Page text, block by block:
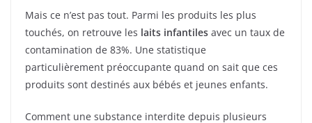
Mais ce n’est pas tout. Parmi les produits les plus
touchés, on retrouve les laits infantiles avec un taux de
contamination de 83%. Une statistique
particulièrement préoccupante quand on sait que ces
produits sont destinés aux bébés et jeunes enfants.
Comment une substance interdite depuis plusieurs